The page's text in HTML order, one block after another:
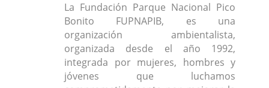
La Fundación Parque Nacional Pico
Bonito FUPNAPIB, es una
organización ambientalista,
organizada desde el año 1992,
integrada por mujeres, hombres y
jóvenes que luchamos